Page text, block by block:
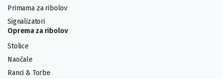
Primama za ribolov
Signalizatori
Oprema za ribolov
Stolice
Naočale
Ranci & Torbe